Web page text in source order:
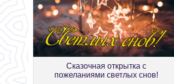
Сказочная открытка с
пожеланиями светлых снов!